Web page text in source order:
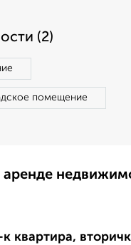
(2)
помещение
к квартира,